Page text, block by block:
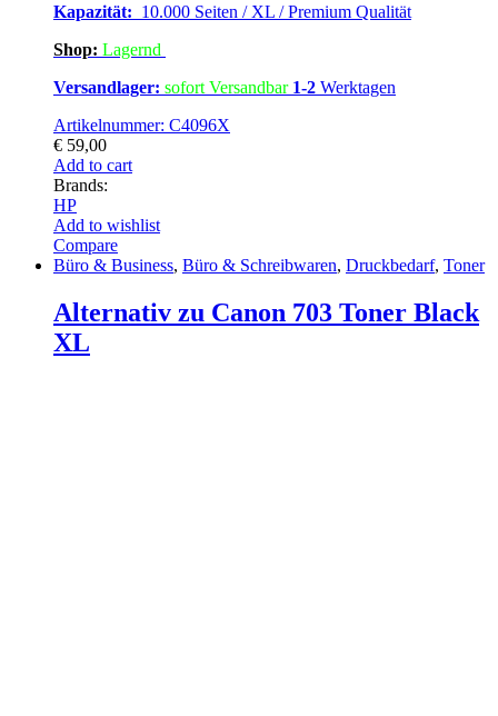
Kapazität: 10.000 Seiten / XL / Premium Qualität
Shop: Lagernd
Versandlager: sofort Versandbar 1-2 Werktagen
Artikelnummer: C4096X
€ 59,00
Add to cart
Brands:
HP
Add to wishlist
Compare
Büro & Business, Büro & Schreibwaren, Druckbedarf, Toner
Alternativ zu Canon 703 Toner Black
XL